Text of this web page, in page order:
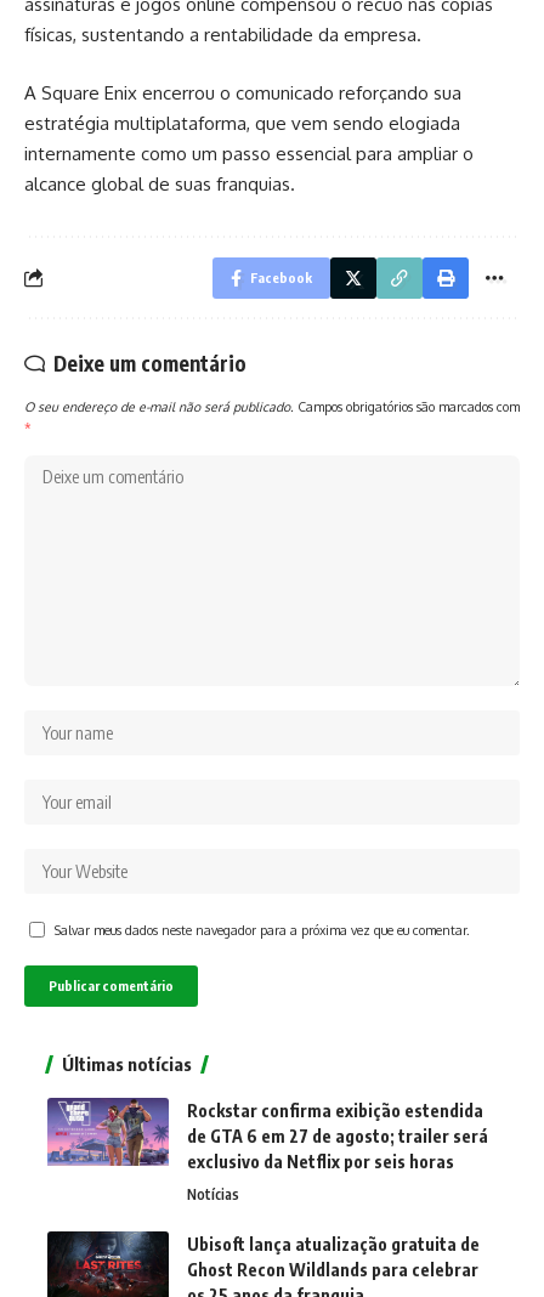
físicas, sustentando a rentabilidade da empresa.
A Square Enix encerrou o comunicado reforçando sua
estratégia multiplataforma, que vem sendo elogiada
internamente como um passo essencial para ampliar o
alcance global de suas franquias.
Facebook
Deixe um comentário
O seu endereço de e-mail não será publicado. Campos obrigatórios são marcados com
*
Salvar meus dados neste navegador para a próxima vez que eu comentar.
Últimas notícias
Rockstar confirma exibição estendida
de GTA 6 em 27 de agosto; trailer será
exclusivo da Netflix por seis horas
Notícias
Ubisoft lança atualização gratuita de
Ghost Recon Wildlands para celebrar